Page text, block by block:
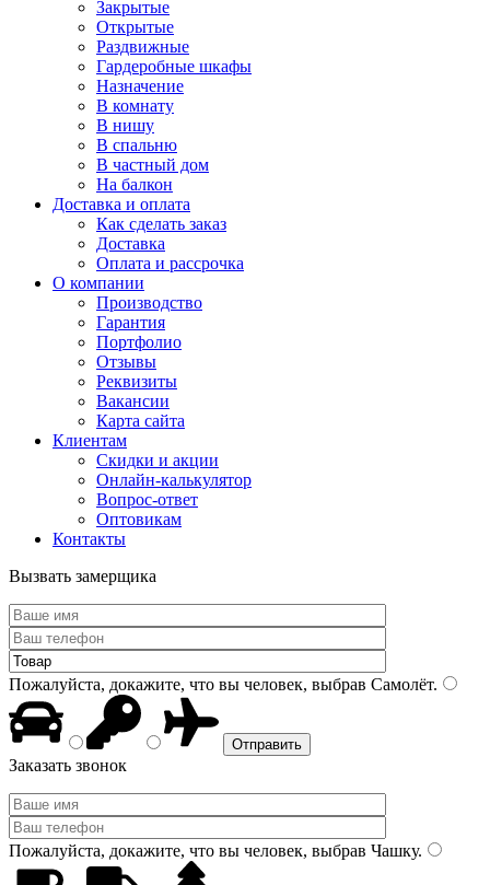
Закрытые
Открытые
Раздвижные
Гардеробные шкафы
Назначение
В комнату
В нишу
В спальню
В частный дом
На балкон
Доставка и оплата
Как сделать заказ
Доставка
Оплата и рассрочка
О компании
Производство
Гарантия
Портфолио
Отзывы
Реквизиты
Вакансии
Карта сайта
Клиентам
Скидки и акции
Онлайн-калькулятор
Вопрос-ответ
Оптовикам
Контакты
Вызвать замерщика
Пожалуйста, докажите, что вы человек, выбрав Самолёт.
Заказать звонок
Пожалуйста, докажите, что вы человек, выбрав Чашку.